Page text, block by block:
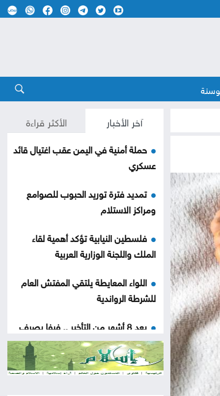
آخر الأخبار الأكثر قراءة
حملة أمنية في اليمن عقب اغتيال قائد
عسكري
تمديد فترة توريد الحبوب للصوامع
ومراكز الاستلام
فلسطين النيابية تؤكد أهمية لقاء
الملك واللجنة الوزارية العربية
اللواء المعايطة يلتقي المفتش العام
للشرطة الرواندية
بعد 8 أشهر من التأخير .. فيفا يصرف
مستحقات منتخب الأردن بكأس العرب
الذهب يلامس ذروة 7 أسابيع بفضل